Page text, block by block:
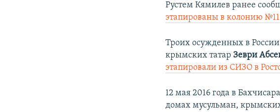
Рустем Кямилев ранее
этапированы в колонию
Троих осужденных в
крымских татар Зеври
этапировали из СИЗО в
12 мая 2016 года в
домах мусульман,